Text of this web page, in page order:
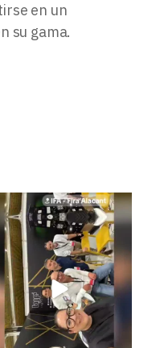
en un
su gama.
Estamos en el Levante Home
Meeting ¡Te esperamos!...
39 5